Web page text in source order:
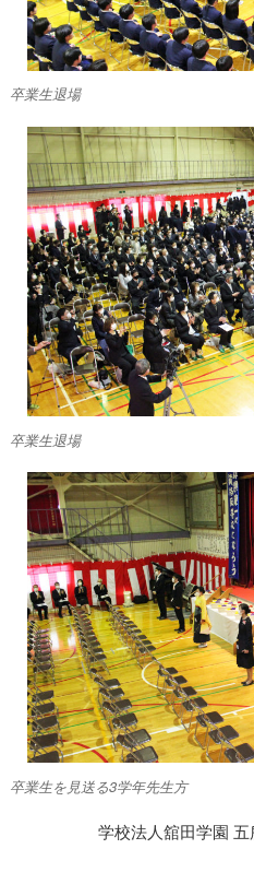
卒業生退場
卒業生退場
卒業生を見送る3学年先生方
学校法人舘田学園 五